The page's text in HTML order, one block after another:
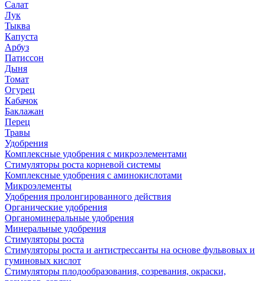
Салат
Лук
Тыква
Капуста
Арбуз
Патиссон
Дыня
Томат
Огурец
Кабачок
Баклажан
Перец
Травы
Удобрения
Комплексные удобрения с микроэлементами
Стимуляторы роста корневой системы
Комплексные удобрения с аминокислотами
Микроэлементы
Удобрения пролонгированного действия
Органические удобрения
Органоминеральные удобрения
Минеральные удобрения
Стимуляторы роста
Стимуляторы роста и антистрессанты на основе фульвовых и
гуминовых кислот
Стимуляторы плодообразования, созревания, окраски,